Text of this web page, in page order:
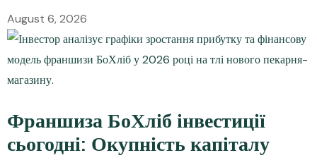
August 6, 2026
Франшиза БоХліб інвестиції
сьогодні: Окупність капіталу